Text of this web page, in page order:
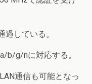
している。
b/g/nに対応する。
通信も可能となっ